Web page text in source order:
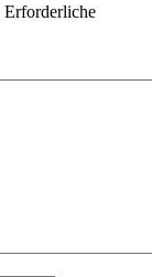
Erforderliche